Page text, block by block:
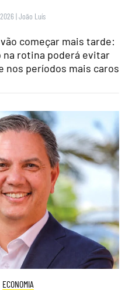
|João Luís
começar mais tarde:
na rotina poderá evitar
nos períodos mais caros
ECONOMIA